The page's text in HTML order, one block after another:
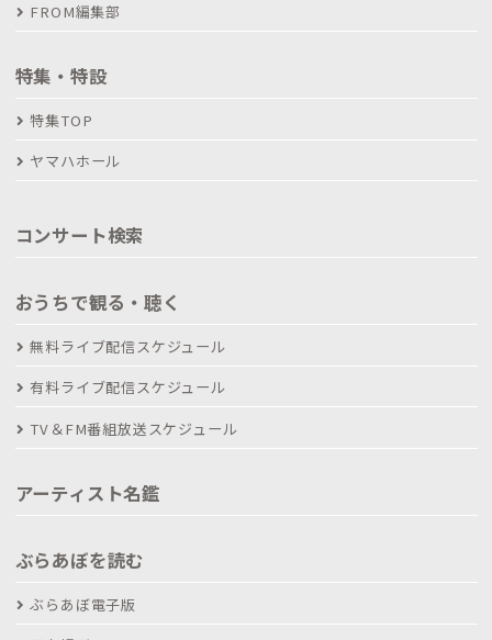
FROM編集部
特集・特設
特集TOP
ヤマハホール
コンサート検索
おうちで観る・聴く
無料ライブ配信スケジュール
有料ライブ配信スケジュール
TV＆FM番組放送スケジュール
アーティスト名鑑
ぶらあぼを読む
ぶらあぼ電子版